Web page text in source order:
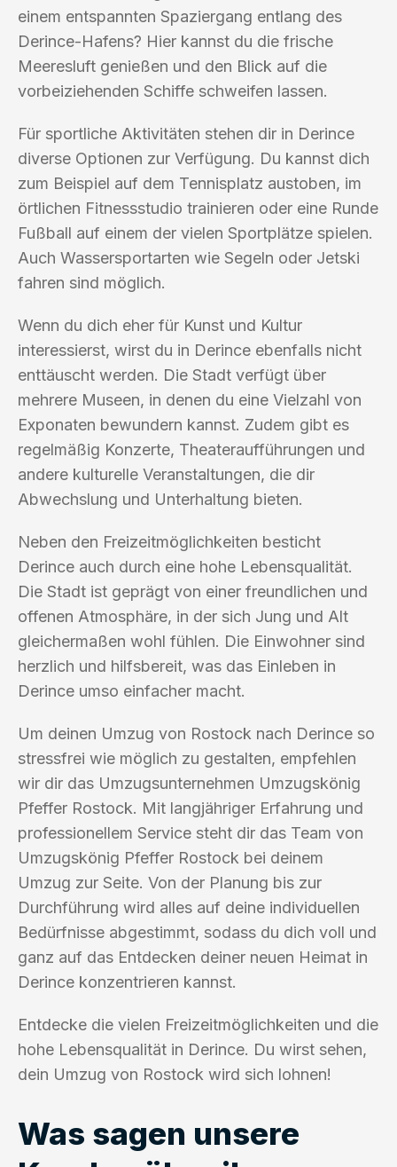
einem entspannten Spaziergang entlang des
Derince-Hafens? Hier kannst du die frische
Meeresluft genießen und den Blick auf die
vorbeiziehenden Schiffe schweifen lassen.
Für sportliche Aktivitäten stehen dir in Derince
diverse Optionen zur Verfügung. Du kannst dich
zum Beispiel auf dem Tennisplatz austoben, im
örtlichen Fitnessstudio trainieren oder eine Runde
Fußball auf einem der vielen Sportplätze spielen.
Auch Wassersportarten wie Segeln oder Jetski
fahren sind möglich.
Wenn du dich eher für Kunst und Kultur
interessierst, wirst du in Derince ebenfalls nicht
enttäuscht werden. Die Stadt verfügt über
mehrere Museen, in denen du eine Vielzahl von
Exponaten bewundern kannst. Zudem gibt es
regelmäßig Konzerte, Theateraufführungen und
andere kulturelle Veranstaltungen, die dir
Abwechslung und Unterhaltung bieten.
Neben den Freizeitmöglichkeiten besticht
Derince auch durch eine hohe Lebensqualität.
Die Stadt ist geprägt von einer freundlichen und
offenen Atmosphäre, in der sich Jung und Alt
gleichermaßen wohl fühlen. Die Einwohner sind
herzlich und hilfsbereit, was das Einleben in
Derince umso einfacher macht.
Um deinen Umzug von Rostock nach Derince so
stressfrei wie möglich zu gestalten, empfehlen
wir dir das Umzugsunternehmen Umzugskönig
Pfeffer Rostock. Mit langjähriger Erfahrung und
professionellem Service steht dir das Team von
Umzugskönig Pfeffer Rostock bei deinem
Umzug zur Seite. Von der Planung bis zur
Durchführung wird alles auf deine individuellen
Bedürfnisse abgestimmt, sodass du dich voll und
ganz auf das Entdecken deiner neuen Heimat in
Derince konzentrieren kannst.
Entdecke die vielen Freizeitmöglichkeiten und die
hohe Lebensqualität in Derince. Du wirst sehen,
dein Umzug von Rostock wird sich lohnen!
Was sagen unsere